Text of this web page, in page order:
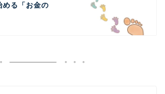
める「お金の